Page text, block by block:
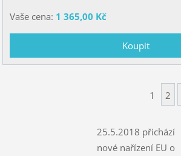
Vaše cena: 1 365,00 Kč
1 2
25.5.2018 přichází
nové nařízení EU o